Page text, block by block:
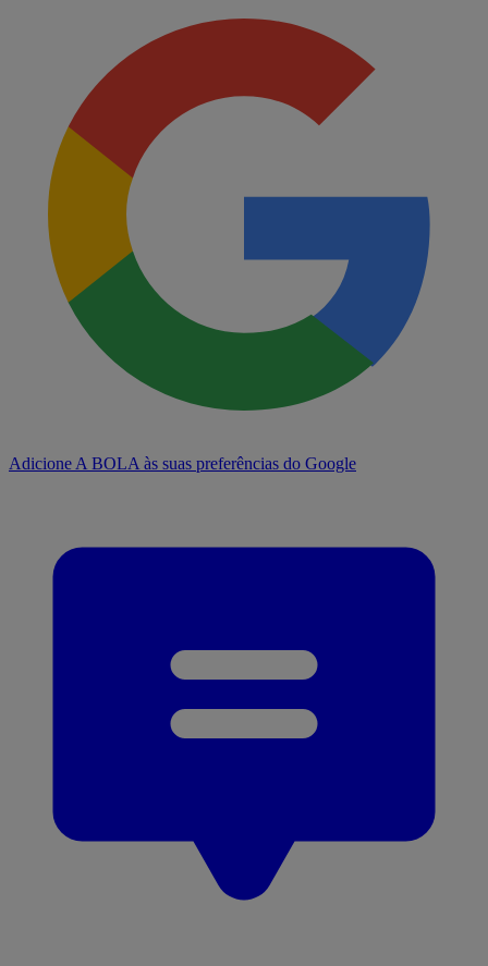
Adicione A BOLA às suas preferências do Google